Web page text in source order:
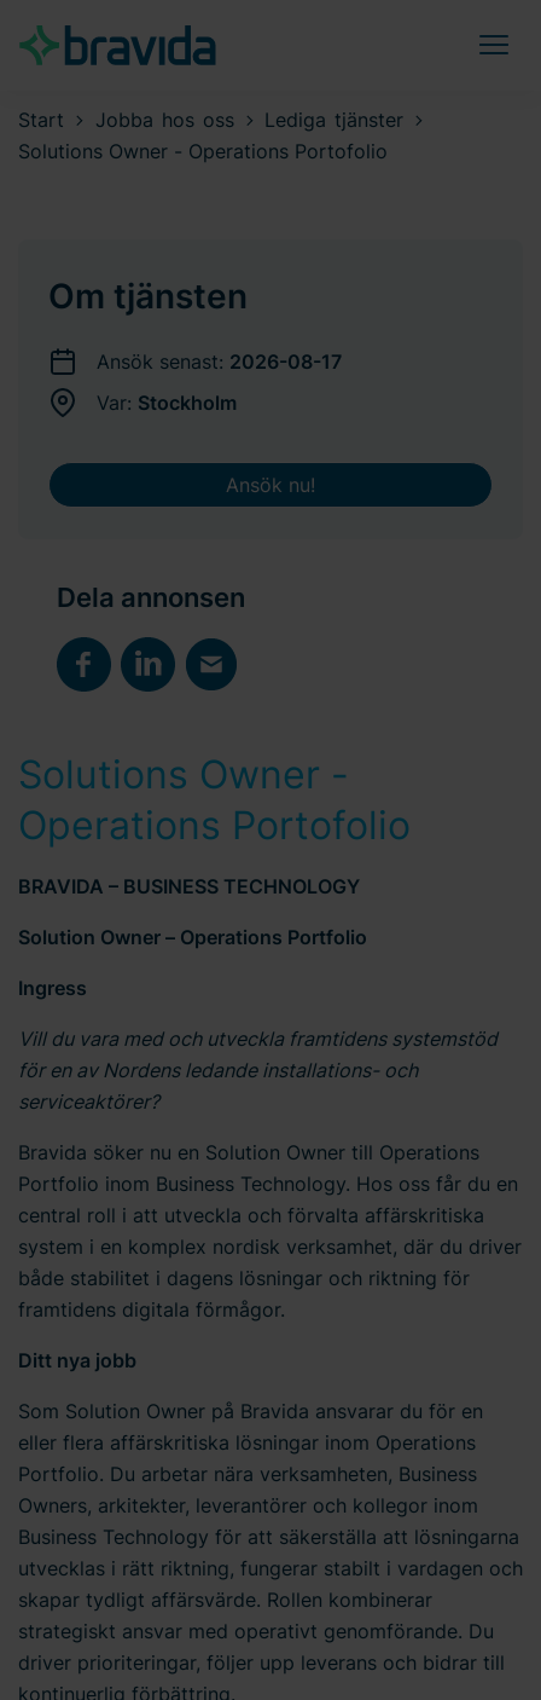
Start Jobba hos oss
Lediga tjänster
Solutions Owner - Operations Portofolio
Om tjänsten
Ansök senast: 2026-08-17
Var: Stockholm
Ansök nu!
Dela annonsen
Solutions Owner -
Operations Portofolio
BRAVIDA – BUSINESS TECHNOLOGY
Solution Owner – Operations Portfolio
Ingress
Vill du vara med och utveckla framtidens systemstöd
för en av Nordens ledande installations- och
serviceaktörer?
Bravida söker nu en Solution Owner till Operations
Portfolio inom Business Technology. Hos oss får du en
central roll i att utveckla och förvalta affärskritiska
system i en komplex nordisk verksamhet, där du driver
både stabilitet i dagens lösningar och riktning för
framtidens digitala förmågor.
Ditt nya jobb
Som Solution Owner på Bravida ansvarar du för en
eller flera affärskritiska lösningar inom Operations
Portfolio. Du arbetar nära verksamheten, Business
Owners, arkitekter, leverantörer och kollegor inom
Business Technology för att säkerställa att lösningarna
utvecklas i rätt riktning, fungerar stabilt i vardagen och
skapar tydligt affärsvärde. Rollen kombinerar
strategiskt ansvar med operativt genomförande. Du
driver prioriteringar, följer upp leverans och bidrar till
kontinuerlig förbättring.